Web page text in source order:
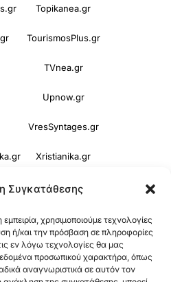
Συγκατάθεσης
χρησιμοποιούμε τεχνολογίες
ή/και την πρόσβαση σε πληροφορίες
εν λόγω τεχνολογίες θα μας
προσωπικού χαρακτήρα, όπως
αναγνωριστικά σε αυτόν τον
Topikanea.gr
TourismosPlus.gr
TVnea.gr
Upnow.gr
VresSyntages.gr
Xristianika.gr
ZoumeKalytera.gr
ZoumeSpiti.gr